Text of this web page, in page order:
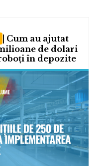
| Cum au ajutat
de dolari
în depozite